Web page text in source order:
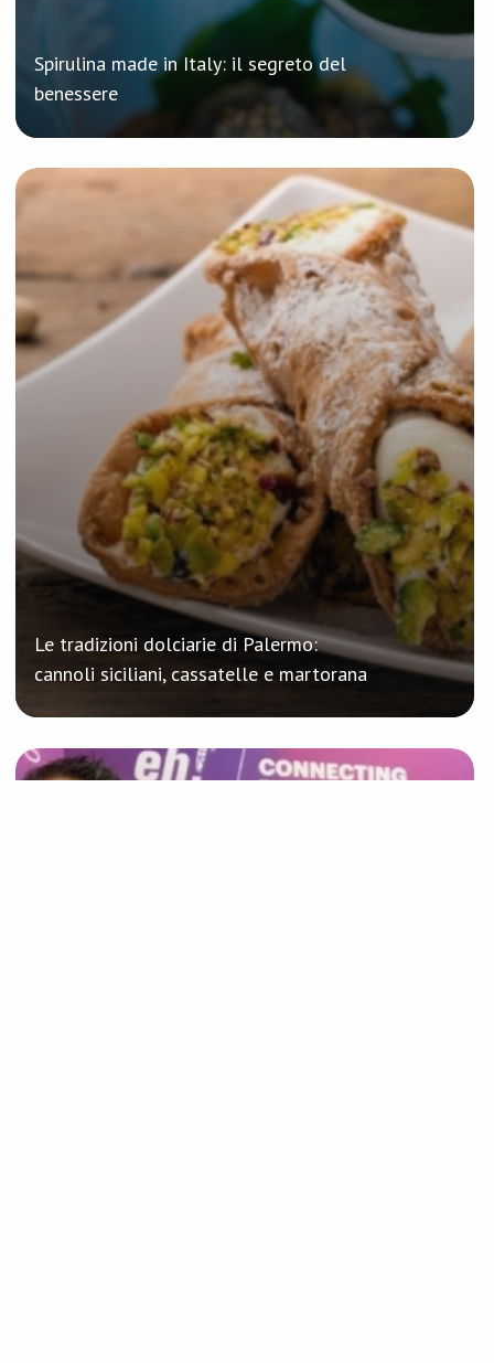
Spirulina made in Italy: il segreto del
benessere
Le tradizioni dolciarie di Palermo:
cannoli siciliani, cassatelle e martorana